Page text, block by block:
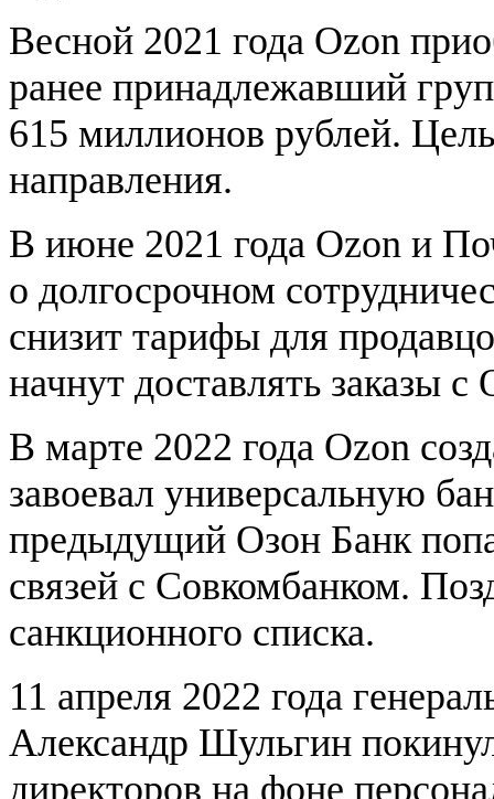
Весной 2021 года Ozon
ранее принадлежавший
615 миллионов рублей.
направления.
В июне 2021 года Ozon и
о долгосрочном
снизит тарифы для
начнут доставлять заказы
В марте 2022 года Ozon
завоевал универсальную
предыдущий Озон Банк
связей с Совкомбанком.
санкционного списка.
11 апреля 2022 года
Александр Шульгин
директоров на фоне